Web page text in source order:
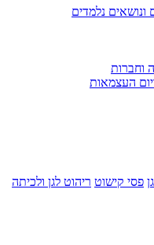
ונושאים נלמדים
וחברות
ויום העצמאות
פסי קישוט ריהוט לגן ולכיתה